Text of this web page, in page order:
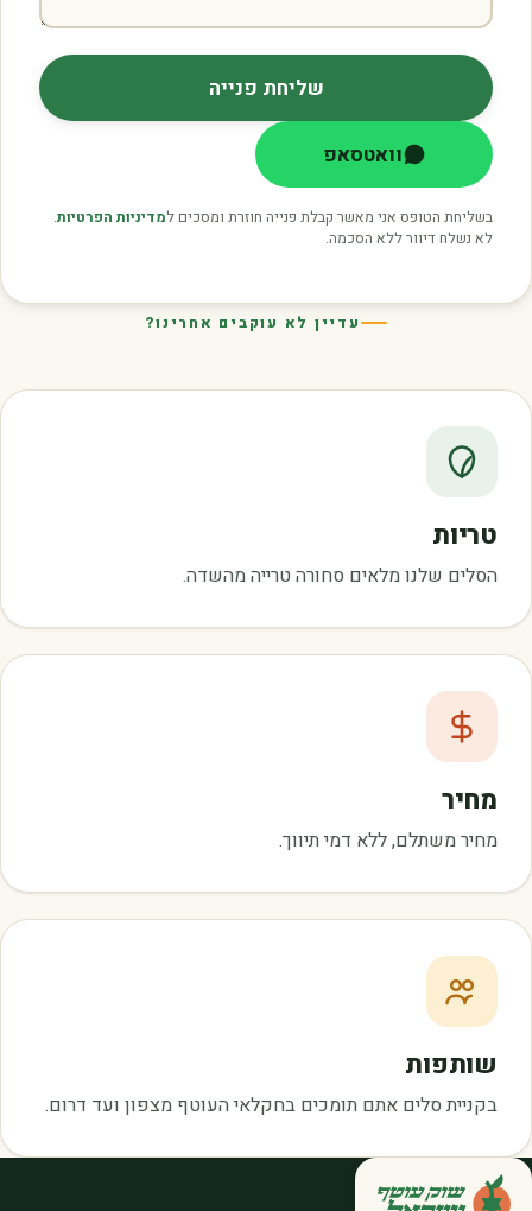
שליחת פנייה
וואטסאפ
בשליחת הטופס אני מאשר קבלת פנייה חוזרת ומסכים למדיניות הפרטיות.
לא נשלח דיוור ללא הסכמה.
עדיין לא עוקבים אחרינו?
טריות
הסלים שלנו מלאים סחורה טרייה מהשדה.
מחיר
מחיר משתלם, ללא דמי תיווך.
שותפות
בקניית סלים אתם תומכים בחקלאי העוטף מצפון ועד דרום.